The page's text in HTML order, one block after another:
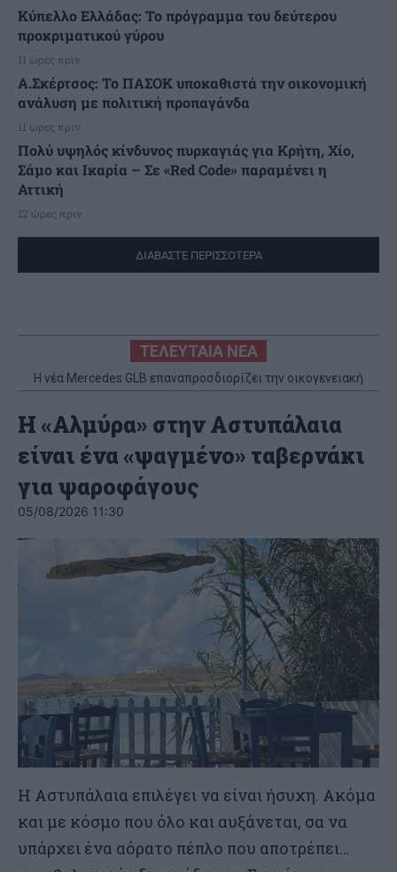
Κύπελλο Ελλάδας: Το πρόγραμμα του δεύτερου
προκριματικού γύρου
11 ώρες πριν
Α.Σκέρτσος: Το ΠΑΣΟΚ υποκαθιστά την οικονομική
ανάλυση με πολιτική προπαγάνδα
11 ώρες πριν
Πολύ υψηλός κίνδυνος πυρκαγιάς για Κρήτη, Χίο,
Σάμο και Ικαρία – Σε «Red Code» παραμένει η
Αττική
12 ώρες πριν
ΔΙΑΒΑΣΤΕ ΠΕΡΙΣΣΟΤΕΡΑ